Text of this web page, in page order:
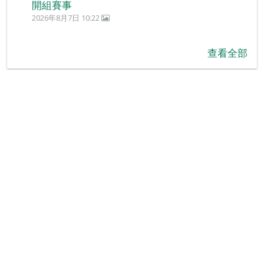
開組賽事
2026年8月7日 10:22
查看全部